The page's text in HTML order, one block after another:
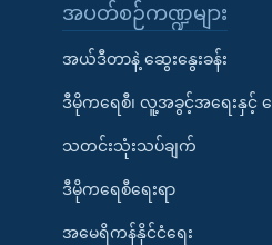
အပတ်စဉ်ကဏ္ဍများ
အယ်ဒီတာနဲ့ ဆွေးနွေးခန်း
ဒီမိုကရေစီ၊ လူ့အခွင့်အရေးနှင့် ခ
သတင်းသုံးသပ်ချက်
ဒီမိုကရေစီရေးရာ
အမေရိကန်နိုင်ငံရေး